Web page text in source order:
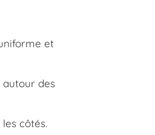
et
des
côtés.